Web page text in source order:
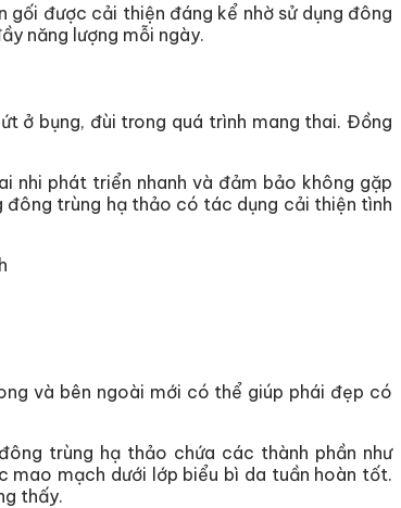
được cải thiện đáng kể nhờ sử dụng đông
năng lượng mỗi ngày.
ở bụng, đùi trong quá trình mang thai. Đồng
nhi phát triển nhanh và đảm bảo không gặp
đông trùng hạ thảo có tác dụng cải thiện tình
và bên ngoài mới có thể giúp phái đẹp có
trùng hạ thảo chứa các thành phần như
mạch dưới lớp biểu bì da tuần hoàn tốt.
thấy.